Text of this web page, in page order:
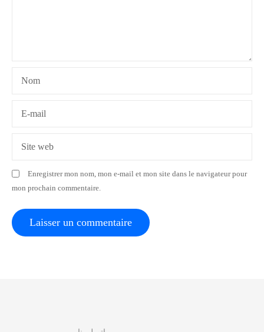
t
i
c
l
Nom
E-mail
Site web
Enregistrer mon nom, mon e-mail et mon site dans le navigateur pour
mon prochain commentaire.